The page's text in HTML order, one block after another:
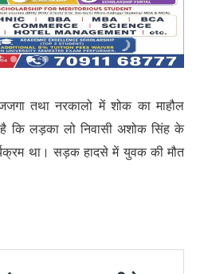
तथा नरकालो में शोक का माहौल
है कि लड़का लो निवासी अशोक सिंह के
था। सड़क हादसे में युवक की मौत